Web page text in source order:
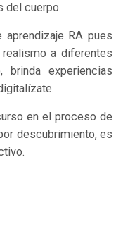
del cuerpo.
aprendizaje RA pues
a diferentes
experiencias
en el proceso de
descubrimiento, es